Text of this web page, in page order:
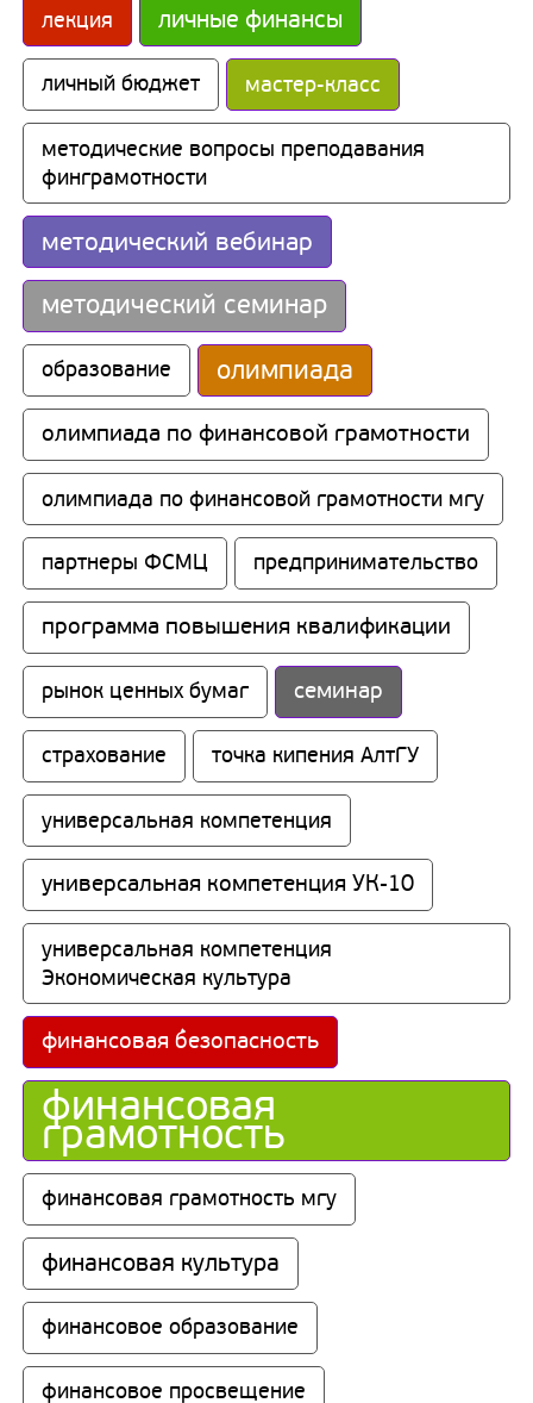
лекция личные финансы
личный бюджет мастер-класс
методические вопросы преподавания
финграмотности
методический вебинар
методический семинар
образование олимпиада
олимпиада по финансовой грамотности
олимпиада по финансовой грамотности мгу
партнеры ФСМЦ предпринимательство
программа повышения квалификации
рынок ценных бумаг семинар
страхование точка кипения АлтГУ
универсальная компетенция
универсальная компетенция УК-10
универсальная компетенция
Экономическая культура
финансовая безопасность
финансовая
грамотность
финансовая грамотность мгу
финансовая культура
финансовое образование
финансовое просвещение